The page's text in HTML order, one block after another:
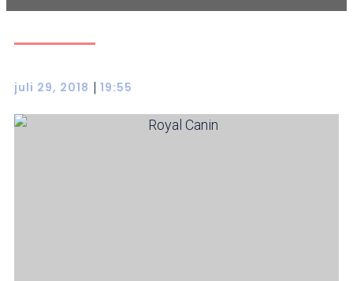
juli 29, 2018 | 19:55